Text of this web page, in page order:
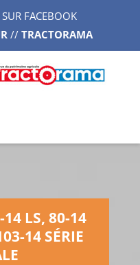
FACEBOOK
// TRACTORAMA
14 LS, 80-14
14 SÉRIE